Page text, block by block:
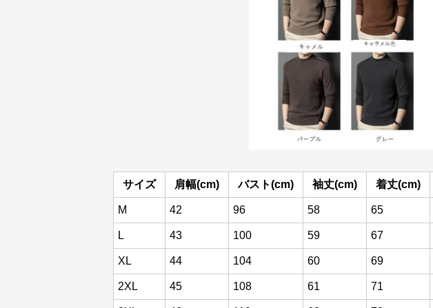
サイズ 肩幅(cm) バスト(cm) 袖丈(cm) 着丈(cm)
M 42 96 58 65
L 43 100 59 67
XL 44 104 60 69
2XL 45 108 61 71